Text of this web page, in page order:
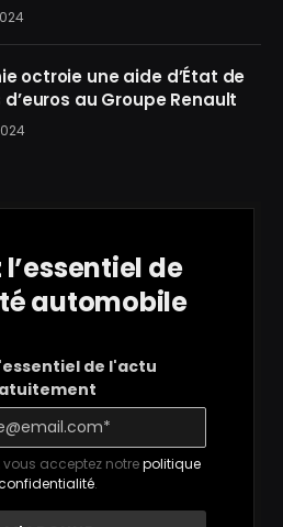
octroie une aide d’État de
d’euros au Groupe Renault
l’essentiel de
automobile
de l'actu
acceptez notrepolitique
.